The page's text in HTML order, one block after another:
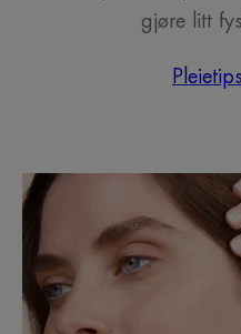
gjøre litt